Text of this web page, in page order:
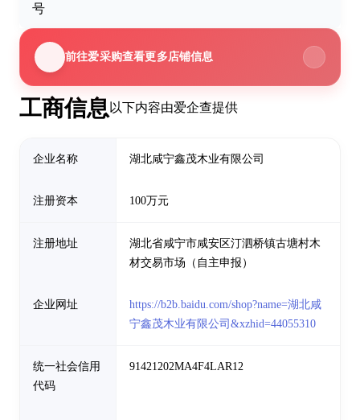
工商信息 以下内容由爱企查提供
企业名称 湖北咸宁鑫茂木业有限公司
注册资本 100万元
注册地址
湖北省咸宁市咸安区汀泗桥镇古塘村木
材交易市场（自主申报）
企业网址
https://b2b.baidu.com/shop?name=湖北咸
宁鑫茂木业有限公司&xzhid=44055310
统一社会信用
代码
91421202MA4F4LAR12
号
前往爱采购查看更多店铺信息